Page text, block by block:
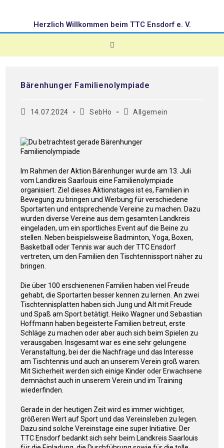
Herzlich Willkommen beim TTC Ensdorf e. V.
Bärenhunger Familienolympiade
14.07.2024 SebHo Allgemein
Im Rahmen der Aktion Bärenhunger wurde am 13. Juli
vom Landkreis Saarlouis eine Familienolympiade
organisiert. Ziel dieses Aktionstages ist es, Familien in
Bewegung zu bringen und Werbung für verschiedene
Sportarten und entsprechende Vereine zu machen. Dazu
wurden diverse Vereine aus dem gesamten Landkreis
eingeladen, um ein sportliches Event auf die Beine zu
stellen. Neben beispielsweise Badminton, Yoga, Boxen,
Basketball oder Tennis war auch der TTC Ensdorf
vertreten, um den Familien den Tischtennissport näher zu
bringen.
Die über 100 erschienenen Familien haben viel Freude
gehabt, die Sportarten besser kennen zu lernen. An zwei
Tischtennisplatten haben sich Jung und Alt mit Freude
und Spaß am Sport betätigt. Heiko Wagner und Sebastian
Hoffmann haben begeisterte Familien betreut, erste
Schläge zu machen oder aber auch sich beim Spielen zu
verausgaben. Insgesamt war es eine sehr gelungene
Veranstaltung, bei der die Nachfrage und das Interesse
am Tischtennis und auch an unserem Verein groß waren.
Mit Sicherheit werden sich einige Kinder oder Erwachsene
demnächst auch in unserem Verein und im Training
wiederfinden.
Gerade in der heutigen Zeit wird es immer wichtiger,
größeren Wert auf Sport und das Vereinsleben zu legen.
Dazu sind solche Vereinstage eine super Initiative. Der
TTC Ensdorf bedankt sich sehr beim Landkreis Saarlouis